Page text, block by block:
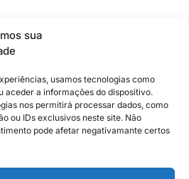
sua
usamos tecnologias como
aceder a informações do dispositivo.
nos permitirá processar dados, como
ou IDs exclusivos neste site. Não
pode afetar negativamante certos